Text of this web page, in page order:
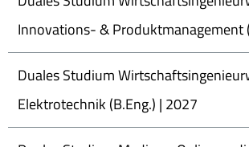
Innovations- & Produktmanagement
Duales Studium
Elektrotechnik (B.Eng.) | 2027